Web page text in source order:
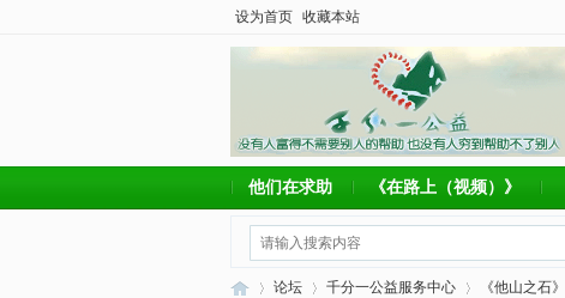
设为首页 收藏本站
他们在求助 《在路上（视频）》
论坛 千分一公益服务中心 《他山之石》